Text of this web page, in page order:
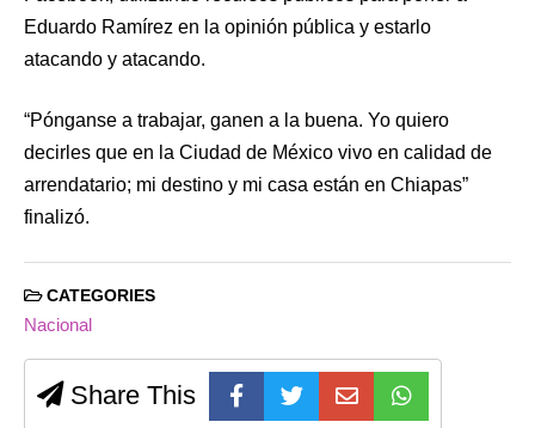
Eduardo Ramírez en la opinión pública y estarlo
atacando y atacando.
“Pónganse a trabajar, ganen a la buena. Yo quiero
decirles que en la Ciudad de México vivo en calidad de
arrendatario; mi destino y mi casa están en Chiapas”
finalizó.
CATEGORIES
Nacional
Share This